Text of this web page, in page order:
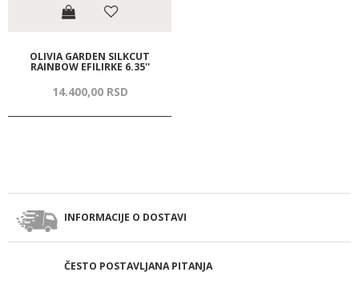
OLIVIA GARDEN SILKCUT
RAINBOW EFILIRKE 6.35''
14.400,00 RSD
INFORMACIJE O DOSTAVI
ČESTO POSTAVLJANA PITANJA